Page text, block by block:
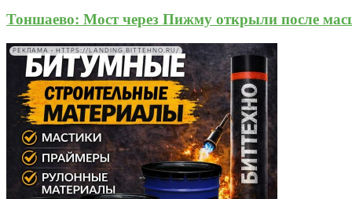
Тоншаево: Мост через Пижму открыли после
РЕКЛАМА • HTTPS://LANDING.BITTEHNO.RU/